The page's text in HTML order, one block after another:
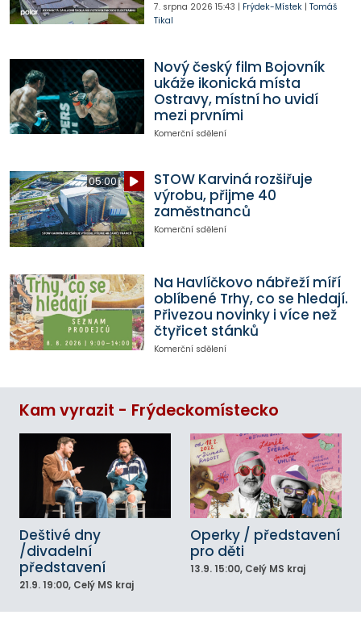
7. srpna 2026 15:43 | Frýdek-Místek| Tomáš
Tikal
Nový český film Bojovník
ukáže ikonická místa
Ostravy, místní ho uvidí
mezi prvními
Komerční sdělení
05:00
STOW Karviná rozšiřuje
výrobu, přijme 40
zaměstnanců
Komerční sdělení
Na Havlíčkovo nábřeží míří
oblíbené Trhy, co se hledají.
Přivezou novinky i více než
čtyřicet stánků
Komerční sdělení
Kam vyrazit - Frýdeckomístecko
Deštivé dny
/divadelní
představení
21.9. 19:00, Celý MS kraj
Operky / představení
pro děti
13.9. 15:00, Celý MS kraj